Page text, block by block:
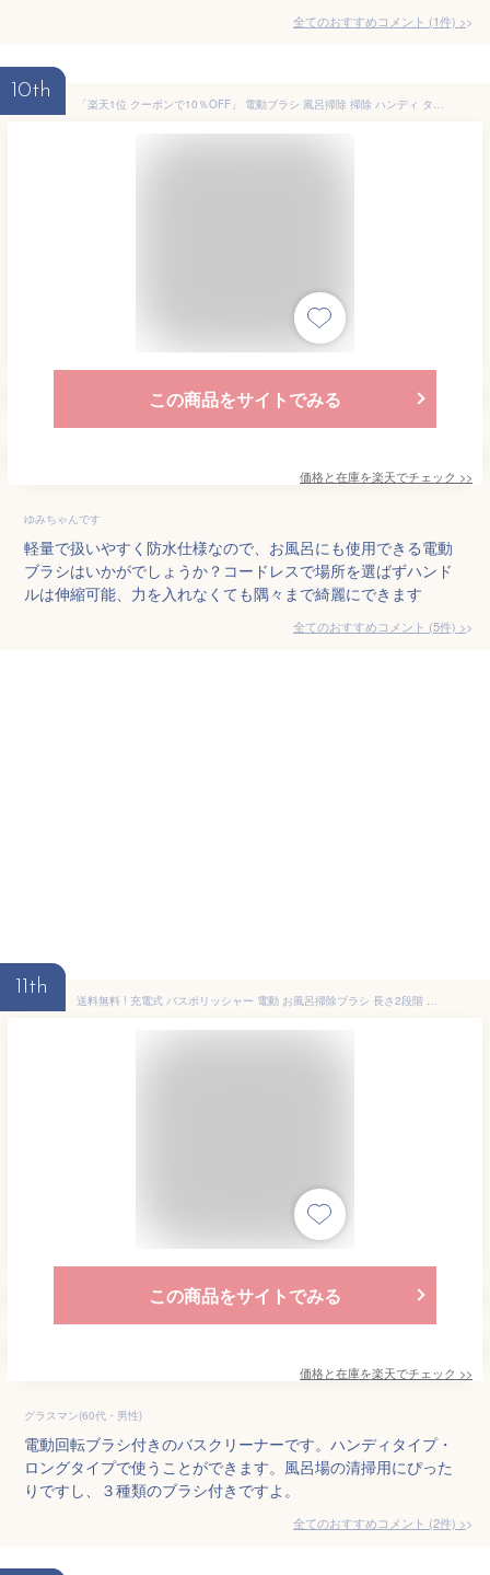
全てのおすすめコメント (1件) >
10th
「楽天1位 クーポンで10％OFF」 電動ブラシ 風呂掃除 掃除 ハンディ ターボプロ バスポリッシャー 手持ち式 七種類の多機能 ブラシ付 LEDバッテリーレベル表示 操作便利 ハンドル伸縮可能 防水 軽量 コードレス 掃除時間短縮 手持ち式 台所 床 窓 玄関 浴室など適用
この商品をサイトでみる
価格と在庫を楽天でチェック >>
ゆみちゃんです
軽量で扱いやすく防水仕様なので、お風呂にも使用できる電動
ブラシはいかがでしょうか？コードレスで場所を選ばずハンド
ルは伸縮可能、力を入れなくても隅々まで綺麗にできます
全てのおすすめコメント (5件) >
11th
送料無料 ! 充電式 バスポリッシャー 電動 お風呂掃除ブラシ 長さ2段階 ロング＆ハンディ 3種のブラシヘッド付き【 ポリッシャー 伸縮式 コードレス 浴槽 バスクリーナー 床 壁 便利グッズ 敬老の日 】 送料込 ◇ 立ったまま楽々掃除
この商品をサイトでみる
価格と在庫を楽天でチェック >>
グラスマン(60代・男性)
電動回転ブラシ付きのバスクリーナーです。ハンディタイプ・
ロングタイプで使うことができます。風呂場の清掃用にぴった
りですし、３種類のブラシ付きですよ。
全てのおすすめコメント (2件) >